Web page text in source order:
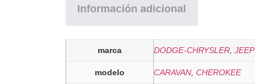
Información adicional
marca DODGE-CHRYSLER JEEP
modelo CARAVAN CHEROKEE